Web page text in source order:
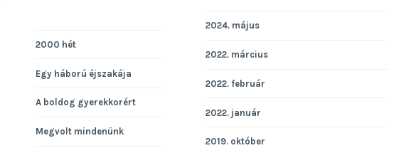
2000 hét
Egy háború éjszakája
A boldog gyerekkorért
Megvolt mindenünk
2024. május
2022. március
2022. február
2022. január
2019. október